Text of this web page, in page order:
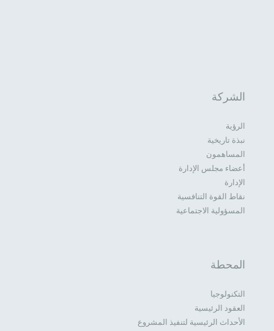
الشركة
الرؤية
نبذة تاريخية
المساهمون
أعضاء مجلس الإدارة
الإدارة
نقاط القوة التنافسية
المسؤولية الاجتماعية
المحطة
التكنولوجيا
العقود الرئيسية
الأحداث الرئيسية لتنفيذ المشروع